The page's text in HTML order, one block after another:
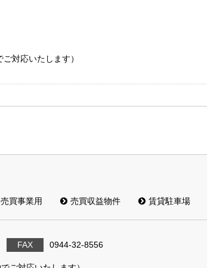
対応いたします）
売買事業用 売買収益物件 賃貸駐車場
FAX 0944-32-8556